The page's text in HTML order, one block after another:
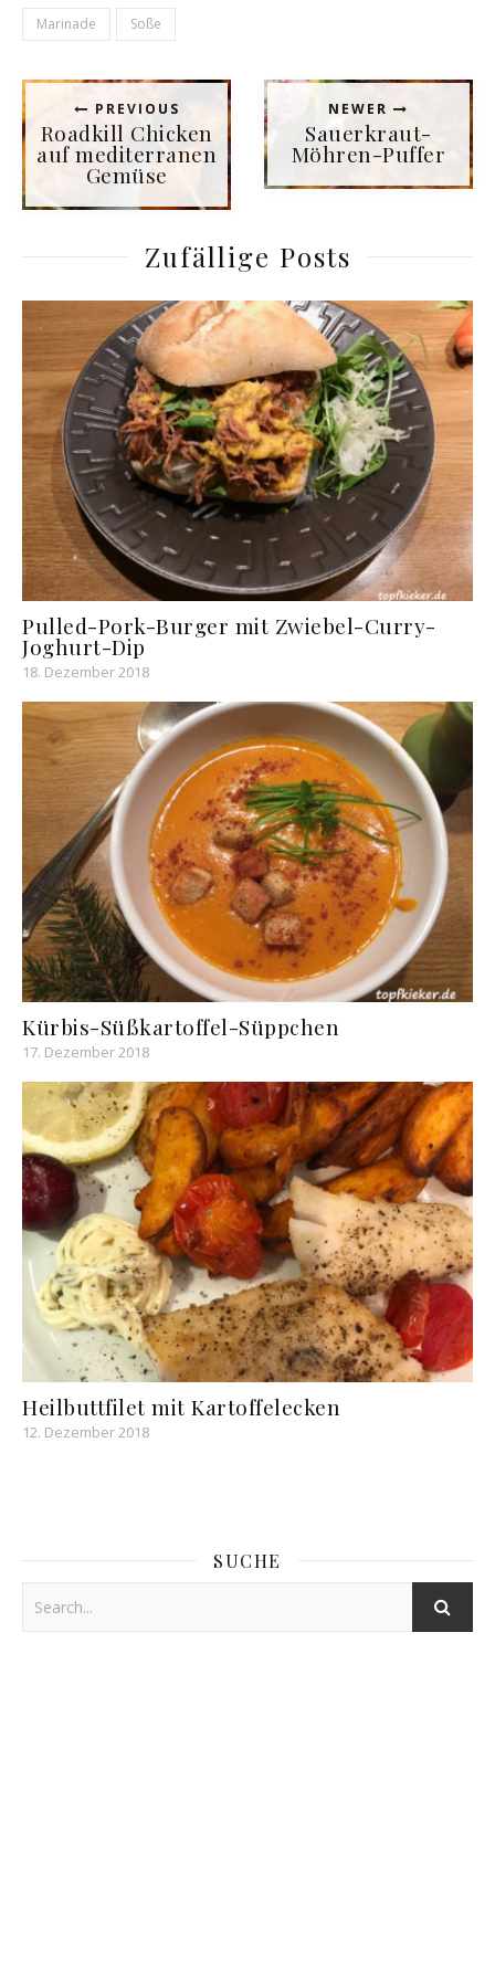
Marinade Soße
PREVIOUS
Roadkill Chicken
auf mediterranen
Gemüse
NEWER
Sauerkraut-
Möhren-Puffer
Zufällige Posts
Pulled-Pork-Burger mit Zwiebel-Curry-
Joghurt-Dip
18. Dezember 2018
Kürbis-Süßkartoffel-Süppchen
17. Dezember 2018
Heilbuttfilet mit Kartoffelecken
12. Dezember 2018
SUCHE